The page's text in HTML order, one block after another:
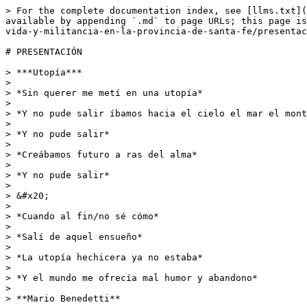
> For the complete documentation index, see [llms.txt](https://documentos.atesantafe.com.ar/sembrando-memoria/llms.txt). Markdown versions of documentation pages are available by appending `.md` to page URLs; this page is available as [Markdown](https://documentos.atesantafe.com.ar/sembrando-memoria/sembrando-memoria-historias-de-vida-y-militancia-en-la-provincia-de-santa-fe/presentacion.md).

# PRESENTACIÓN

> ***Utopía***
>
> *Sin querer me metí en una utopía*
>
> *Y no pude salir íbamos hacia el cielo el mar el monte*
>
> *Y no pude salir*
>
> *Creábamos futuro a ras del alma*
>
> *Y no pude salir*
>
> &#x20;
>
> *Cuando al fin/no sé cómo*
>
> *Salí de aquel ensueño*
>
> *La utopía hechicera ya no estaba*
>
> *Y el mundo me ofrecía mal humor y abandono*
>
> **Mario Benedetti**

### Los antecedentes

Este trabajo tiene como antecedente el trabajo que realizamos en las ediciones  1 y 2 de “Historias de Vida-Homenaje a militantes santafesinos”. [Tomo I ](https://www.santafe.gob.ar/documentos/justicia/Historias_de_Vida_I.pdf)y [Tomo II](https://www.santafe.gob.ar/documentos/justicia/Historias_de_Vida_II.pdf)

<div><figure><img src="/files/NBbI6AsNF9ZwnVv96Hcf" alt=""><figcaption></figcaption></figure> <figure><img src="/files/PSKpJNYJEFV65o2tzCR6" alt=""><figcaption><p>"Historias de Vida Tomo I (1ra y 2da edición) y Tomo II</p></figcaption></figure> <figure><img src="/files/jvlalwiUIvIrtol7AEuS" alt=""><figcaption></figcaption></figure></div>

Agradecemos a quienes trabajaron desinteresadamente en aquellas ediciones y a familiares, amigos y compañeros que brindaron testimonio y aportaron para ese cometido

La base fundante de este nuevo trabajo, está dada por la gran cantidad de material recogida en entrevistas y en recuperación de documentación de aquel trabajo que quedaron excluidas en muchos casos por falta de espacio. A esto debemos sumarle que del trabajo permanente que realizamos y seguramente continuaremos haciendo, fueron apareciendo nuevos casos y mayor cantidad de material para nosotros importante, que era necesario incorporar y es una obligación que como grupo  sentimos.

**“Memoria Urgente”**, relevamiento realizado por la Secretaría de Derechos Humanos de la provincia, aportó muchos nombres de personas nacidas en la provincia que realizaron su vida y militancia en otras. Los trabajos de Raúl Borsatti (**“Solo digo compañeros”**) y Roberto Baschetti ([**“Militantes del Peronismo Revolucionario uno por uno”**](https://robertobaschetti.com/militantes/)) completaron buena parte de este trabajo integrador.

<div><figure><img src="/files/pTH7u9Kjg4FjOP2AEmAC" alt="" width="308"><figcaption></figcaption></figure> <figure><img src="/files/7RzC2qGAwtM6IQuRdtSy" alt=""><figcaption></figcaption></figure></div>

### Nuestro interés

Nuestro interés no es idealizar nombres angelizados. Sus nombres tienen carnadura moral significante para la conciencia nacional. Creemos firmemente que la historia no debe ser despolitizada. Y que cada compañere debe ser rescatado por mérito propio, que la palabra revolución les habita y pertenece, porque fueron dignos hasta el final y los procesos históricos no se agotan en la muerte individual